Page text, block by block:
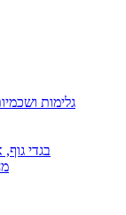
גלימות
בגדי